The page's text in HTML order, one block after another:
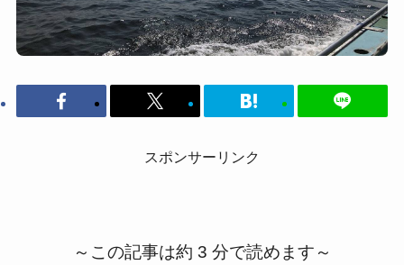
スポンサーリンク
～この記事は約 3 分で読めます～